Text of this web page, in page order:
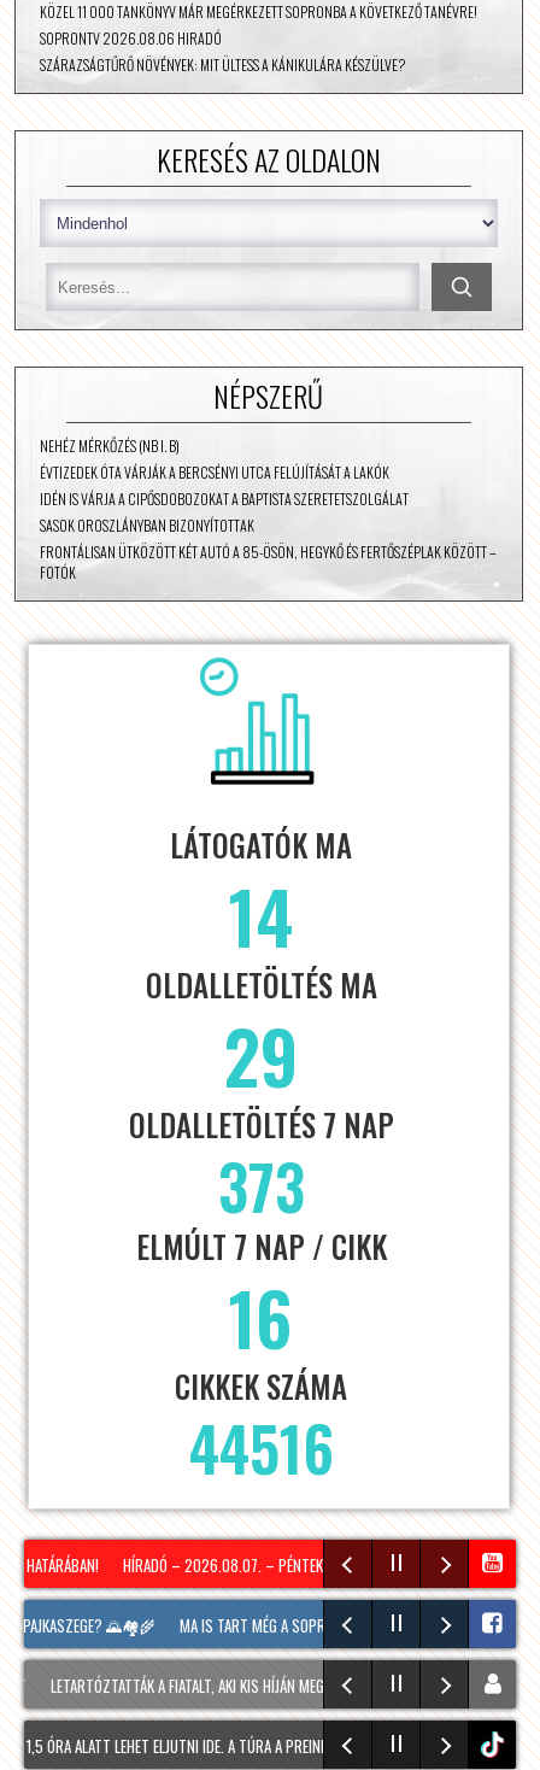
KÖZEL 11 000 TANKÖNYV MÁR MEGÉRKEZETT SOPRONBA A KÖVETKEZŐ TANÉVRE!
SOPRONTV 2026.08.06 HIRADÓ
SZÁRAZSÁGTŰRŐ NÖVÉNYEK: MIT ÜLTESS A KÁNIKULÁRA KÉSZÜLVE?
KERESÉS AZ OLDALON
NÉPSZERŰ
NEHÉZ MÉRKŐZÉS (NB I. B)
ÉVTIZEDEK ÓTA VÁRJÁK A BERCSÉNYI UTCA FELÚJÍTÁSÁT A LAKÓK
IDÉN IS VÁRJA A CIPŐSDOBOZOKAT A BAPTISTA SZERETETSZOLGÁLAT
SASOK OROSZLÁNYBAN BIZONYÍTOTTAK
FRONTÁLISAN ÜTKÖZÖTT KÉT AUTÓ A 85-ÖSÖN, HEGYKŐ ÉS FERTŐSZÉPLAK KÖZÖTT –
FOTÓK
LÁTOGATÓK MA
14
OLDALLETÖLTÉS MA
29
OLDALLETÖLTÉS 7 NAP
373
ELMÚLT 7 NAP / CIKK
16
CIKKEK SZÁMA
44516
HATÁRÁBAN! HÍRADÓ – 2026.08.07. – PÉNTEK – SOPRON TV KÖZEL 11 000
PAJKASZEGE? 🌄🏘️🌾 MA IS TART MÉG A SOPRONI BORÜNNEP, 20 ÓRAKOR A
LETARTÓZTATTÁK A FIATALT, AKI KIS HÍJÁN MEGÖLT EGY 28 ÉVES FÉRFIT SOPRONBAN
ÓRA ALATT LEHET ELJUTNI IDE. A TÚRA A PREINER GSCHEID PARKOLÓBÓL INDUL ÉS
tiktok